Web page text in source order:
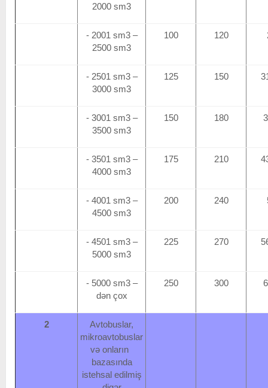
2000 sm3
- 2001 sm3 –
2500 sm3
100 120
- 2501 sm3 –
3000 sm3
125 150
- 3001 sm3 –
3500 sm3
150 180
- 3501 sm3 –
4000 sm3
175 210
- 4001 sm3 –
4500 sm3
200 240
- 4501 sm3 –
5000 sm3
225 270
- 5000 sm3 –
dən çox
250 300
2
Avtobuslar,
mikroavtobuslar
və onların
bazasında
istehsal edilmiş